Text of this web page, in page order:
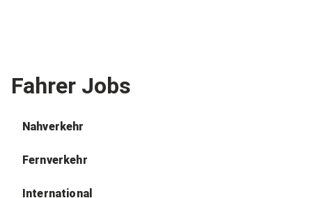
Fahrer Jobs
Nahverkehr
Fernverkehr
International